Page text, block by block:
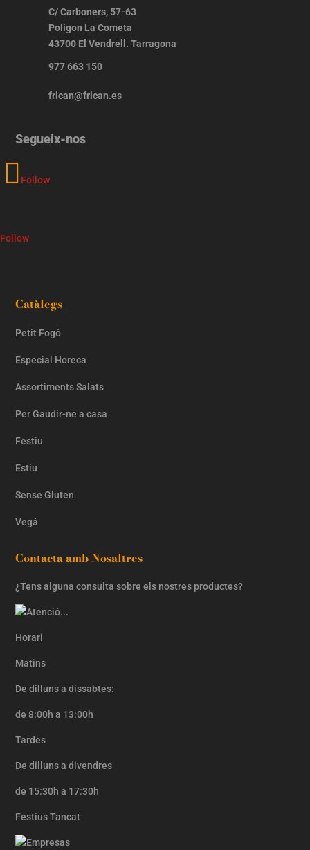
C/ Carboners, 57-63
Polígon La Cometa
43700 El Vendrell. Tarragona
977 663 150
frican@frican.es
Segueix-nos
Follow
Follow
Catàlegs
Petit Fogó
Especial Horeca
Assortiments Salats
Per Gaudir-ne a casa
Festiu
Estiu
Sense Gluten
Vegá
Contacta amb Nosaltres
¿Tens alguna consulta sobre els nostres productes?
Horari
Matins
De dilluns a dissabtes:
de 8:00h a 13:00h
Tardes
De dilluns a divendres
de 15:30h a 17:30h
Festius Tancat